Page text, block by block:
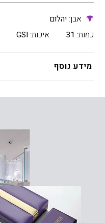
אבן:יהלום
כמות: 31 איכות: GSI
מידע נוסף